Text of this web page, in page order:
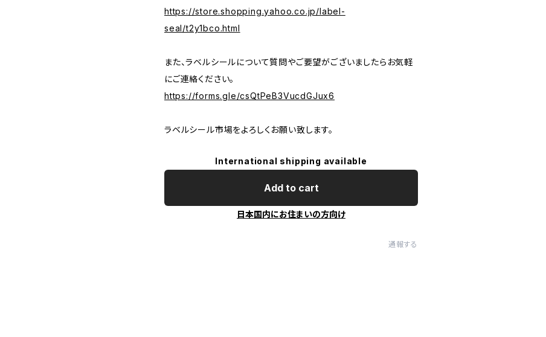
https://store.shopping.yahoo.co.jp/label-
seal/t2y1bco.html
また、ラベルシールについて質問やご要望がございましたらお気軽
にご連絡ください。
https://forms.gle/csQtPeB3VucdGJux6
ラベルシール市場をよろしくお願い致します。
International shipping available
Add to cart
日本国内にお住まいの方向け
通報する